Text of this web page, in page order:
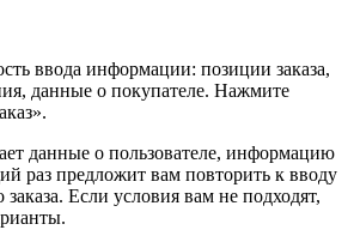
ввода информации: позиции заказа,
данные о покупателе. Нажмите
данные о пользователе, информацию
раз предложит вам повторить к вводу
Если условия вам не подходят,